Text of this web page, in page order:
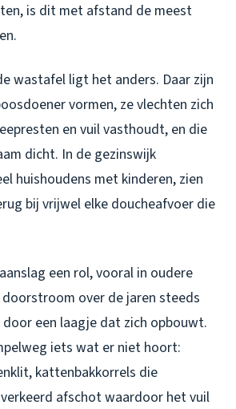
is dit met afstand de meest
wastafel ligt het anders. Daar zijn
vormen, ze vlechten zich
en vuil vasthoudt, en die
dicht. In de gezinswijk
huishoudens met kinderen, zien
bij vrijwel elke doucheafvoer die
een rol, vooral in oudere
over de jaren steeds
een laagje dat zich opbouwt.
iets wat er niet hoort:
kattenbakkorrels die
afschot waardoor het vuil